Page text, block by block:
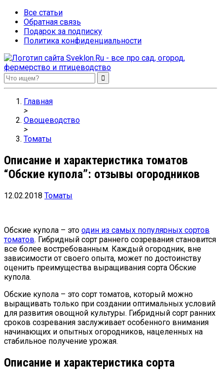
Все статьи
Обратная связь
Подарок за подписку
Политика конфиденциальности
Sveklon.Ru – все про сад, огород, фермерство и птицеводство
Главная
>
Овощеводство
>
Томаты
Описание и характеристика томатов
“Обские купола”: отзывы огородников
12.02.2018 Томаты
Обские купола – это один из самых популярных сортов
томатов. Гибридный сорт раннего созревания становится
все более востребованным. Каждый огородник, вне
зависимости от своего опыта, может по достоинству
оценить преимущества выращивания сорта Обские
купола.
Обские купола – это сорт томатов, который можно
выращивать только при создании оптимальных условий
для развития овощной культуры. Гибридный сорт ранних
сроков созревания заслуживает особенного внимания
начинающих и опытных огородников, нацеленных на
стабильное получение урожая.
Описание и характеристика сорта